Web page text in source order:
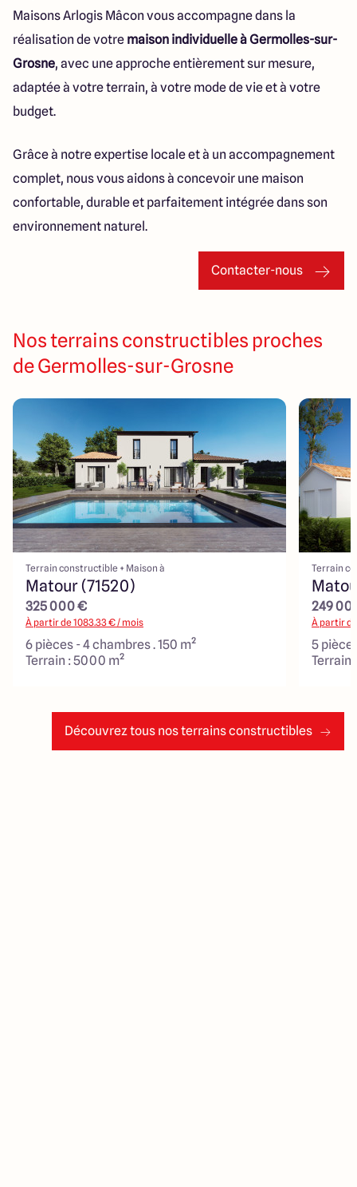
Maisons Arlogis Mâcon vous accompagne dans la
réalisation de votre maison individuelle à Germolles-sur-
Grosne, avec une approche entièrement sur mesure,
adaptée à votre terrain, à votre mode de vie et à votre
budget.
Grâce à notre expertise locale et à un accompagnement
complet, nous vous aidons à concevoir une maison
confortable, durable et parfaitement intégrée dans son
environnement naturel.
Contacter-nous
Nos terrains constructibles proches
de Germolles-sur-Grosne
Terrain constructible + Maison à
Matour (71520)
325 000 €
À partir de1083.33€ / mois
6 pièces - 4 chambres . 150 m²
Terrain : 5000 m²
Terrain
249
À partir
5
Terrain
Découvrez tous nos terrains constructibles